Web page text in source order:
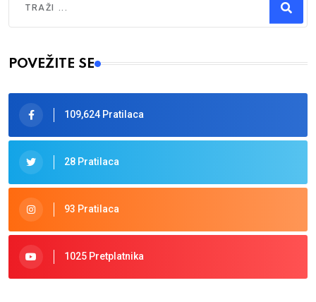
Type 2 or more characters for results.
POVEŽITE SE
109,624 Pratilaca
28 Pratilaca
93 Pratilaca
1025 Pretplatnika